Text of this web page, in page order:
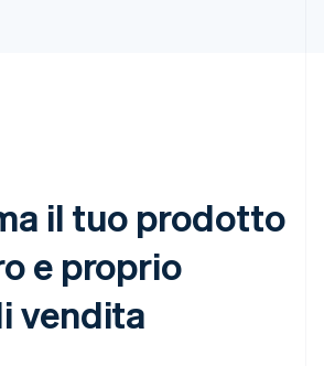
il tuo prodotto
e proprio
vendita